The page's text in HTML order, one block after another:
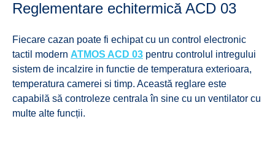
Reglementare echitermică ACD 03
Fiecare cazan poate fi echipat cu un control electronic
tactil modern ATMOS ACD 03 pentru controlul intregului
sistem de incalzire in functie de temperatura exterioara,
temperatura camerei si timp. Această reglare este
capabilă să controleze centrala în sine cu un ventilator cu
multe alte funcții.